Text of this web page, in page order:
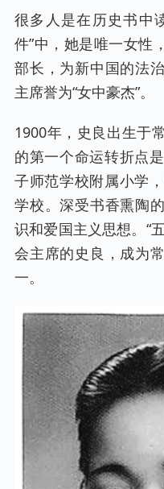
很多人是在历史书中
件”中，她是唯一女性
部长，为新中国的法
主席誉为“女中豪杰”。
1900年，史良出生于
的第一个命运转折点
子师范学校附属小学
学校。深受书香熏陶
识和爱国主义思想。“
会主席的史良，成为
一。